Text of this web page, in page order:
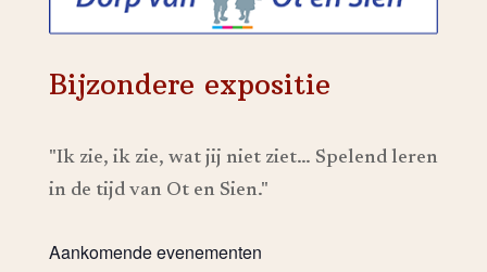
Bijzondere expositie
"Ik zie, ik zie, wat jij niet ziet… Spelend leren
in de tijd van Ot en Sien."
Aankomende evenementen